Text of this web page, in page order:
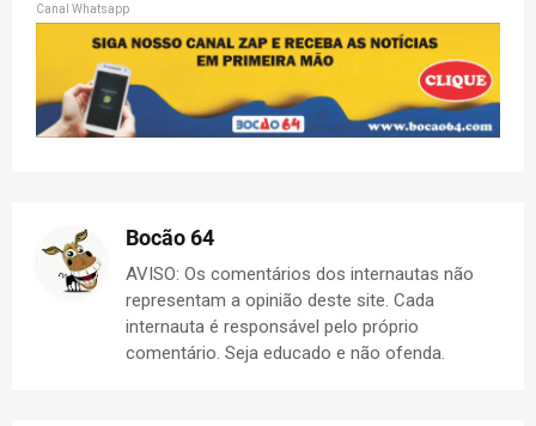
Canal Whatsapp
Bocão 64
AVISO: Os comentários dos internautas não
representam a opinião deste site. Cada
internauta é responsável pelo próprio
comentário. Seja educado e não ofenda.